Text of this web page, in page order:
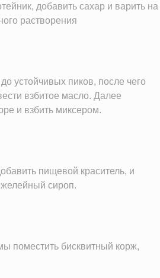
добавить сахар и варить на
растворения
устойчивых пиков, после чего
взбитое масло. Далее
и взбить миксером.
пищевой краситель, и
желейный сироп.
поместить бисквитный корж,